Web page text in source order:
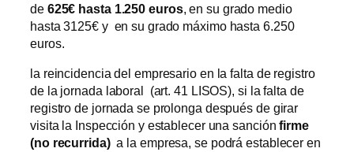
de 625€ hasta 1.250 euros, en su grado medio
hasta 3125€ y en su grado máximo hasta 6.250
euros.
la reincidencia del empresario en la falta de registro
de la jornada laboral (art. 41 LISOS), si la falta de
registro de jornada se prolonga después de girar
visita la Inspección y establecer una sanciónfirme
(no recurrida) a la empresa, se podrá establecer en